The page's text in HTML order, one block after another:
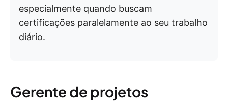
especialmente quando buscam
certificações paralelamente ao seu trabalho
diário.
Gerente de projetos